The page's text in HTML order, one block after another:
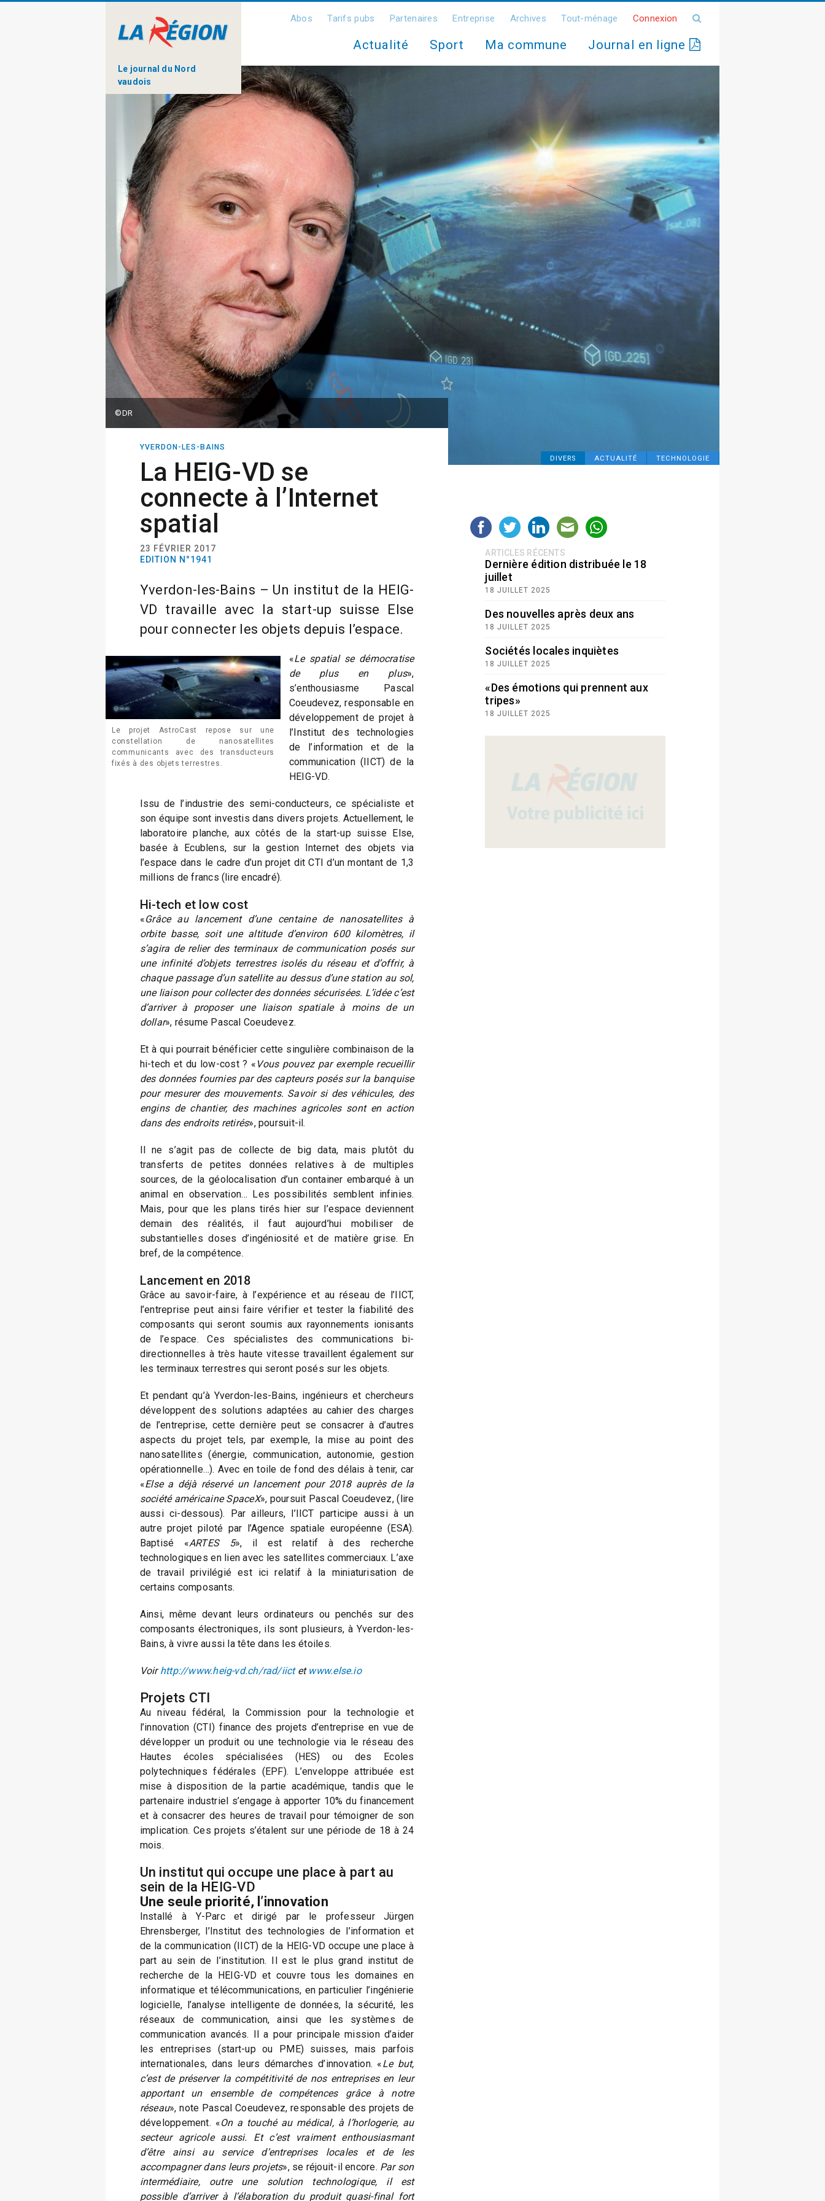
Le journal du Nord
vaudois
Abos Tarifs pubs Partenaires Entreprise Archives Tout-ménage Connexion
Actualité Sport Ma commune Journal en ligne
DIVERS ACTUALITÉ TECHNOLOGIE
©DR
YVERDON-LES-BAINS
La HEIG-VD se
connecte à l’Internet
spatial
23 FÉVRIER 2017
EDITION N°1941
Yverdon-les-Bains – Un institut de la HEIG-
VD travaille avec la start-up suisse Else
pour connecter les objets depuis l’espace.
Le projet AstroCast repose sur une
constellation de nanosatellites
communicants avec des transducteurs
fixés à des objets terrestres.
«Le spatial se démocratise
de plus en plus»,
s’enthousiasme Pascal
Coeudevez, responsable en
développement de projet à
l’Institut des technologies
de l’information et de la
communication (IICT) de la
HEIG-VD.
Issu de l’industrie des semi-conducteurs, ce spécialiste et
son équipe sont investis dans divers projets. Actuellement, le
laboratoire planche, aux côtés de la start-up suisse Else,
basée à Ecublens, sur la gestion Internet des objets via
l’espace dans le cadre d’un projet dit CTI d’un montant de 1,3
millions de francs (lire encadré).
Hi-tech et low cost
«Grâce au lancement d’une centaine de nanosatellites à
orbite basse, soit une altitude d’environ 600 kilomètres, il
s’agira de relier des terminaux de communication posés sur
une infinité d’objets terrestres isolés du réseau et d’offrir, à
chaque passage d’un satellite au dessus d’une station au sol,
une liaison pour collecter des données sécurisées. L’idée c’est
d’arriver à proposer une liaison spatiale à moins de un
dollar», résume Pascal Coeudevez.
Et à qui pourrait bénéficier cette singulière combinaison de la
hi-tech et du low-cost ? « Vous pouvez par exemple recueillir
des données fournies par des capteurs posés sur la banquise
pour mesurer des mouvements. Savoir si des véhicules, des
engins de chantier, des machines agricoles sont en action
dans des endroits retirés», poursuit-il.
Il ne s’agit pas de collecte de big data, mais plutôt du
transferts de petites données relatives à de multiples
sources, de la géolocalisation d’un container embarqué à un
animal en observation… Les possibilités semblent infinies.
Mais, pour que les plans tirés hier sur l’espace deviennent
demain des réalités, il faut aujourd’hui mobiliser de
substantielles doses d’ingéniosité et de matière grise. En
bref, de la compétence.
Lancement en 2018
Grâce au savoir-faire, à l’expérience et au réseau de l’IICT,
l’entreprise peut ainsi faire vérifier et tester la fiabilité des
composants qui seront soumis aux rayonnements ionisants
de l’espace. Ces spécialistes des communications bi-
directionnelles à très haute vitesse travaillent également sur
les terminaux terrestres qui seront posés sur les objets.
Et pendant qu’à Yverdon-les-Bains, ingénieurs et chercheurs
développent des solutions adaptées au cahier des charges
de l’entreprise, cette dernière peut se consacrer à d’autres
aspects du projet tels, par exemple, la mise au point des
nanosatellites (énergie, communication, autonomie, gestion
opérationnelle…). Avec en toile de fond des délais à tenir, car
«Else a déjà réservé un lancement pour 2018 auprès de la
société américaine SpaceX», poursuit Pascal Coeudevez, (lire
aussi ci-dessous). Par ailleurs, l’IICT participe aussi à un
autre projet piloté par l’Agence spatiale européenne (ESA).
Baptisé «ARTES 5», il est relatif à des recherche
technologiques en lien avec les satellites commerciaux. L’axe
de travail privilégié est ici relatif à la miniaturisation de
certains composants.
Ainsi, même devant leurs ordinateurs ou penchés sur des
composants électroniques, ils sont plusieurs, à Yverdon-les-
Bains, à vivre aussi la tête dans les étoiles.
Voirhttp://www.heig-vd.ch/rad/iictet www.else.io
Projets CTI
Au niveau fédéral, la Commission pour la technologie et
l’innovation (CTI) finance des projets d’entreprise en vue de
développer un produit ou une technologie via le réseau des
Hautes écoles spécialisées (HES) ou des Ecoles
polytechniques fédérales (EPF). L’enveloppe attribuée est
mise à disposition de la partie académique, tandis que le
partenaire industriel s’engage à apporter 10% du financement
et à consacrer des heures de travail pour témoigner de son
implication. Ces projets s’étalent sur une période de 18 à 24
mois.
Un institut qui occupe une place à part au
sein de la HEIG-VD
Une seule priorité, l’innovation
Installé à Y-Parc et dirigé par le professeur Jürgen
Ehrensberger, l’Institut des technologies de l’information et
de la communication (IICT) de la HEIG-VD occupe une place à
part au sein de l’institution. Il est le plus grand institut de
recherche de la HEIG-VD et couvre tous les domaines en
informatique et télécommunications, en particulier l’ingénierie
logicielle, l’analyse intelligente de données, la sécurité, les
réseaux de communication, ainsi que les systèmes de
communication avancés. Il a pour principale mission d’aider
les entreprises (start-up ou PME) suisses, mais parfois
internationales, dans leurs démarches d’innovation. «Le but,
c’est de préserver la compétitivité de nos entreprises en leur
apportant un ensemble de compétences grâce à notre
réseau», note Pascal Coeudevez, responsable des projets de
développement. «On a touché au médical, à l’horlogerie, au
secteur agricole aussi. Et c’est vraiment enthousiasmant
d’être ainsi au service d’entreprises locales et de les
accompagner dans leurs projets», se réjouit-il encore. Par son
intermédiaire, outre une solution technologique, il est
possible d’arriver à l’élaboration du produit quasi-final fort
ARTICLES RÉCENTS
Dernière édition distribuée le 18
juillet
18 JUILLET 2025
Des nouvelles après deux ans
18 JUILLET 2025
Sociétés locales inquiètes
18 JUILLET 2025
«Des émotions qui prennent aux
tripes»
18 JUILLET 2025